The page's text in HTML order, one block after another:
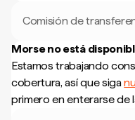
Comisión de
Morse no está
Estamos trabajando
cobertura, así que siga
primero en enterarse de